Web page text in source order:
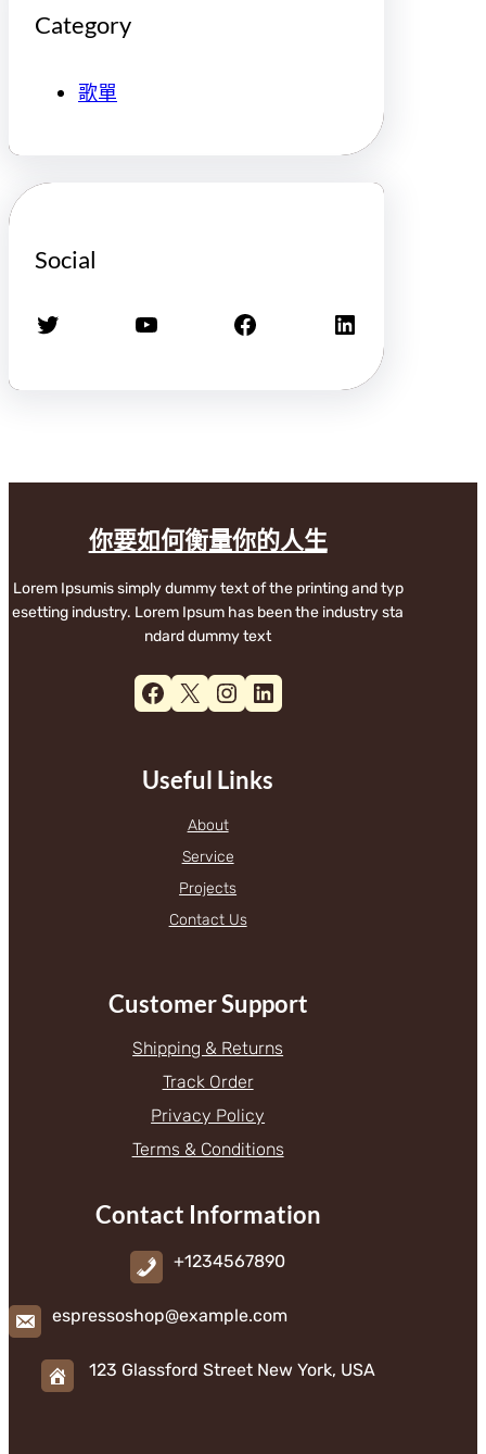
Category
歌單
Social
X YouTube Facebook LinkedIn
你要如何衡量你的人生
Lorem Ipsumis simply dummy text of the printing and typ
esetting industry. Lorem Ipsum has been the industry sta
ndard dummy text
Facebook X Instagram LinkedIn
Useful Links
About
Service
Projects
Contact Us
Customer Support
Shipping & Returns
Track Order
Privacy Policy
Terms & Conditions
Contact Information
+1234567890
espressoshop@example.com
123 Glassford Street New York, USA